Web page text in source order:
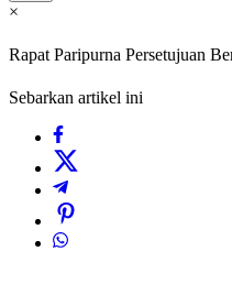
×
Rapat Paripurna Persetujuan
Sebarkan artikel ini